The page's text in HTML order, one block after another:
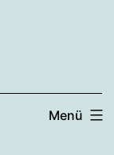
Menü